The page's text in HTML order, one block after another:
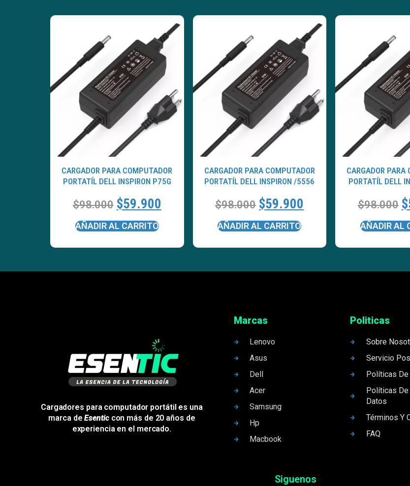
CARGADOR PARA COMPUTADOR
PORTATÍL DELL INSPIRON P75G
$98.000 $59.900
AÑADIR AL CARRITO
CARGADOR PARA COMPUTADOR
PORTATÍL DELL INSPIRON /5556
$98.000 $59.900
AÑADIR AL CARRITO
CARGADOR PARA
PORTATÍL DELL
$98.000 $
AÑADIR AL
Cargadores para computador portátil es una
marca deEsenticcon más de 20 años de
experiencia en el mercado.
Marcas
Lenovo
Asus
Dell
Acer
Samsung
Hp
Macbook
Politicas
Sobre
Servicio
Políticas
Políticas
Datos
Términos Y
FAQ
Siguenos